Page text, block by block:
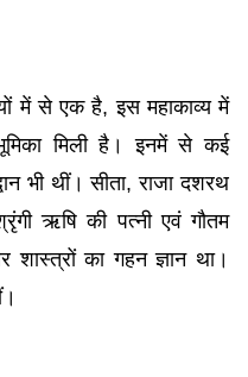
में से एक है, इस महाकाव्य में
भूमिका मिली है। इनमें से कई
भी थीं। सीता, राजा दशरथ
ऋषि की पत्नी एवं गौतम
शास्त्रों का गहन ज्ञान था।